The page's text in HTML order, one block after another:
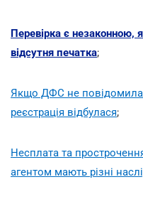
Перевірка є
відсутня печатка;
Якщо ДФС не повідомила
реєстрація відбулася;
Несплата та
агентом мають різні